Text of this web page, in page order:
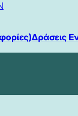
Δράσεις